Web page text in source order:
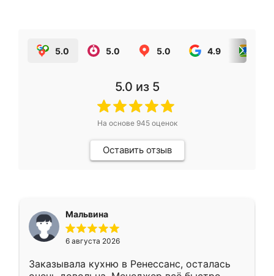
5.0 5.0 5.0 4.9
5.0 из 5
На основе 945оценок
Оставить отзыв
Мальвина
6 августа 2026
Заказывала кухню в Ренессанс, осталась